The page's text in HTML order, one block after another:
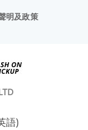
明及政策
語)